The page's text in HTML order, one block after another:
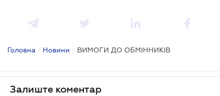
Головна / Новини / ВИМОГИ ДО ОБМІННИКІВ
Залиште коментар